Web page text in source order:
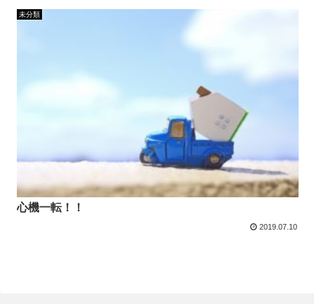
未分類
心機一転！！
2019.07.10